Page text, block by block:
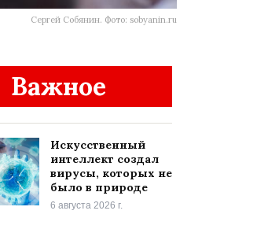
Сергей Собянин. Фото: sobyanin.ru
Важное
Искусственный
интеллект создал
вирусы, которых не
было в природе
6 августа 2026 г.